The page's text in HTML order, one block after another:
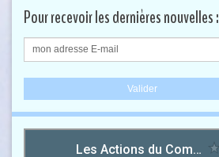
Pour recevoir les dernières nouvelles :